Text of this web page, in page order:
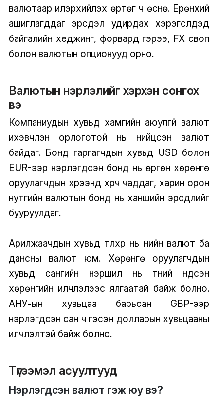
валютаар илэрхийлэх өртөг ч өснө. Ерөнхий
ашиглагддаг эрсдэл удирдах хэрэгслүүдэд
байгалийн хеджинг, форвард гэрээ, FX своп
болон валютын опционууд орно.
Валютын нэрлэлийг хэрхэн сонгох
вэ
Компаниудын хувьд хамгийн аюулгүй валют
ихэвчлэн орлоготой нь нийцсэн валют
байдаг. Бонд гаргагчдын хувьд USD болон
EUR-ээр нэрлэгдсэн бонд нь өргөн хөрөнгө
оруулагчдын хүрээнд хүрч чаддаг, харин орон
нутгийн валютын бонд нь ханшийн эрсдлийг
бууруулдаг.
Арилжаачдын хувьд түлхүүр нь үнийн валют ба
дансны валют юм. Хөрөнгө оруулагчдын
хувьд сангийн нэршил нь түүний үндсэн
хөрөнгийн илчлэлээс ялгаатай байж болно.
АНУ-ын хувьцаа барьсан GBP-ээр
нэрлэгдсэн сан ч гэсэн долларын хувьцааны
илчлэлтэй байж болно.
Түгээмэл асуултууд
Нэрлэгдсэн валют гэж юу вэ?